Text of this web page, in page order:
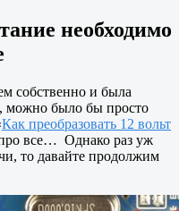
необходимо
собственно и была
можно было бы просто
Как преобразовать 12 вольт
все… Однако раз уж
то давайте продолжим